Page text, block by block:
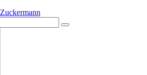
Zuckermann